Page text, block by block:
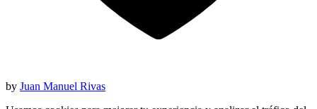
by Juan Manuel Rivas